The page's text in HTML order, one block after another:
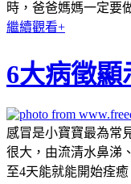
時，爸爸媽媽一定要
繼續觀看+
6大病徵顯
感冒是小寶寶最為常
很大，由流清水鼻涕
至4天能就能開始痊癒